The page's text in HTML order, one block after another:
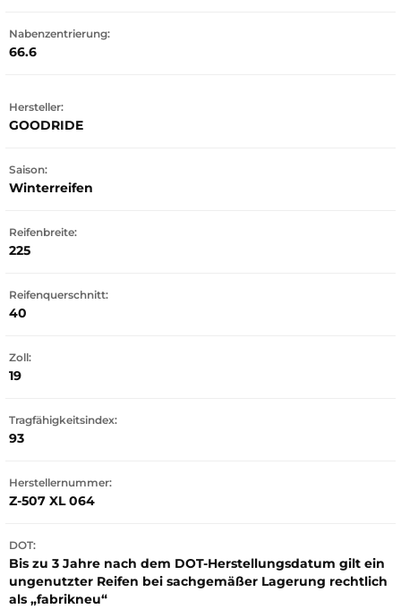
Nabenzentrierung:
66.6
Hersteller:
GOODRIDE
Saison:
Winterreifen
Reifenbreite:
225
Reifenquerschnitt:
40
Zoll:
19
Tragfähigkeitsindex:
93
Herstellernummer:
Z-507 XL 064
DOT:
Bis zu 3 Jahre nach dem DOT-Herstellungsdatum gilt ein
ungenutzter Reifen bei sachgemäßer Lagerung rechtlich
als „fabrikneu“